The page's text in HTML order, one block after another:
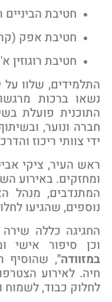
חטיבת הביניים
חטיבת אפק
חטיבת רוגוזין א'
שלוו על
ברכות
פועלת
ונוער, ובשיתוף
צוותי ריכוז
העיר, ציקי
באירוע
מנהל
שהגיעו לחלוק
כללה שירה
סיפור אישי
, שהוסיף
לאירוע הצטרפו
כבוד, לשמוח